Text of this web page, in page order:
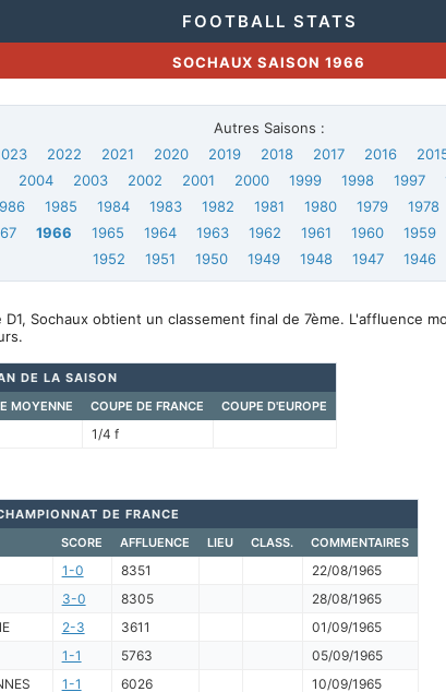
FOOTBALL STATS
SOCHAUX SAISON 1966
Autres Saisons :
2022 2021 2020 2019 2018 2017 2016
2004 2003 2002 2001 2000 1999 1998 1997
1985 1984 1983 1982 1981 1980 1979 1978
1966 1965 1964 1963 1962 1961 1960 1959
1952
1951 1950 1949 1948 1947 1946
Sochaux obtient un classement final de 7ème. L'affluence
DE LA SAISON
MOYENNE COUPE DE FRANCE COUPE D'EUROPE
1/4 f
DE FRANCE
SCORE AFFLUENCE LIEU CLASS. COMMENTAIRES
1-0 8351
22/08/1965
3-0 8305
28/08/1965
2-3 3611
01/09/1965
1-1 5763
05/09/1965
1-1 6026
10/09/1965